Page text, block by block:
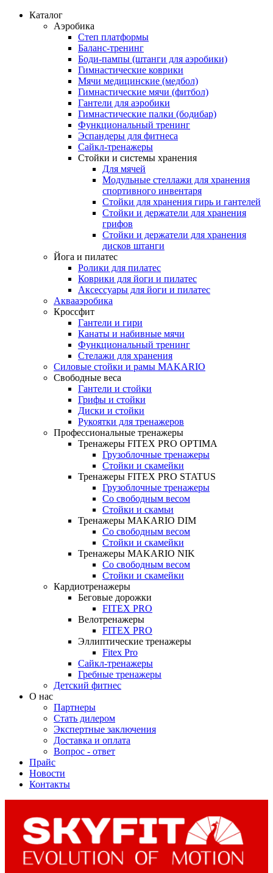
Каталог
Аэробика
Степ платформы
Баланс-тренинг
Боди-пампы (штанги для аэробики)
Гимнастические коврики
Мячи медицинские (медбол)
Гимнастические мячи (фитбол)
Гантели для аэробики
Гимнастические палки (бодибар)
Функциональный тренинг
Эспандеры для фитнеса
Сайкл-тренажеры
Стойки и системы хранения
Для мячей
Модульные стеллажи для хранения
спортивного инвентаря
Стойки для хранения гирь и гантелей
Стойки и держатели для хранения
грифов
Стойки и держатели для хранения
дисков штанги
Йога и пилатес
Ролики для пилатес
Коврики для йоги и пилатес
Аксессуары для йоги и пилатес
Аквааэробика
Кроссфит
Гантели и гири
Канаты и набивные мячи
Функциональный тренинг
Стелажи для хранения
Силовые стойки и рамы MAKARIO
Свободные веса
Гантели и стойки
Грифы и стойки
Диски и стойки
Рукоятки для тренажеров
Профессиональные тренажеры
Тренажеры FITEX PRO OPTIMA
Грузоблочные тренажеры
Стойки и скамейки
Тренажеры FITEX PRO STATUS
Грузоблочные тренажеры
Со свободным весом
Стойки и скамьи
Тренажеры MAKARIO DIM
Со свободным весом
Стойки и скамейки
Тренажеры MAKARIO NIK
Со свободным весом
Стойки и скамейки
Кардиотренажеры
Беговые дорожки
FITEX PRO
Велотренажеры
FITEX PRO
Эллиптические тренажеры
Fitex Pro
Сайкл-тренажеры
Гребные тренажеры
Детский фитнес
О нас
Партнеры
Стать дилером
Экспертные заключения
Доставка и оплата
Вопрос - ответ
Прайс
Новости
Контакты